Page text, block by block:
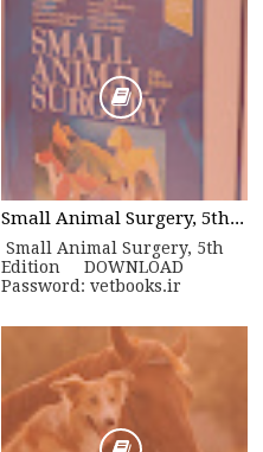
Small Animal Surgery, 5th Edition
Small Animal Surgery, 5th
Edition DOWNLOAD
Password: vetbooks.ir